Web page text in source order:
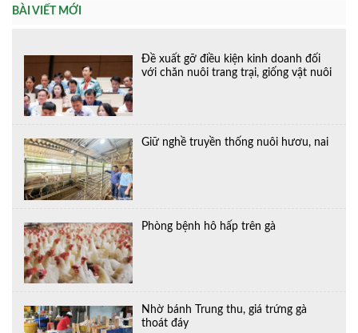
BÀI VIẾT MỚI
Đề xuất gỡ điều kiện kinh doanh đối
với chăn nuôi trang trại, giống vật nuôi
Giữ nghề truyền thống nuôi hươu, nai
Phòng bệnh hô hấp trên gà
Nhờ bánh Trung thu, giá trứng gà
thoát đáy